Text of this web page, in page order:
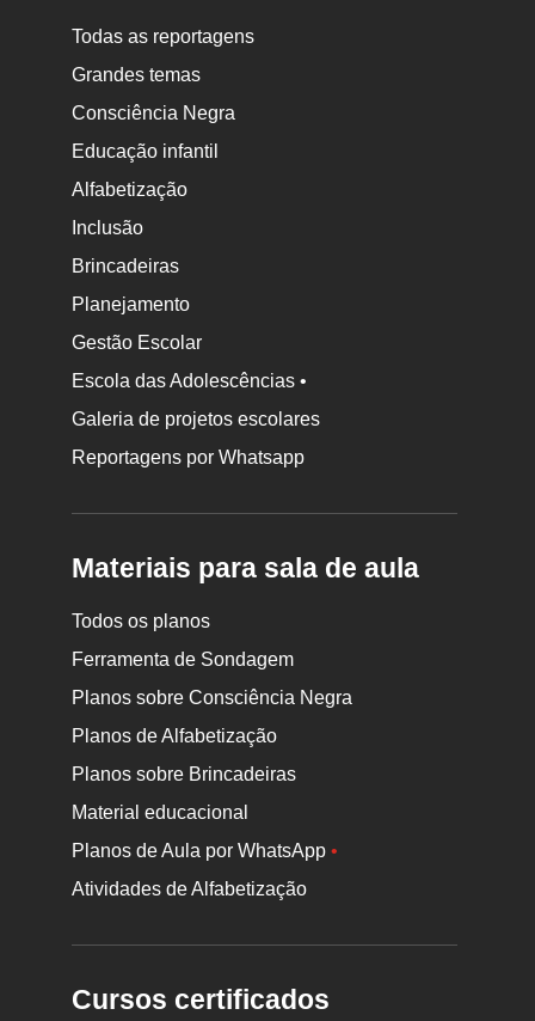
Todas as reportagens
Grandes temas
Consciência Negra
Educação infantil
Alfabetização
Inclusão
Brincadeiras
Planejamento
Gestão Escolar
Escola das Adolescências •
Galeria de projetos escolares
Reportagens por Whatsapp
Materiais para sala de aula
Todos os planos
Ferramenta de Sondagem
Planos sobre Consciência Negra
Planos de Alfabetização
Planos sobre Brincadeiras
Material educacional
Planos de Aula por WhatsApp•
Atividades de Alfabetização
Cursos certificados